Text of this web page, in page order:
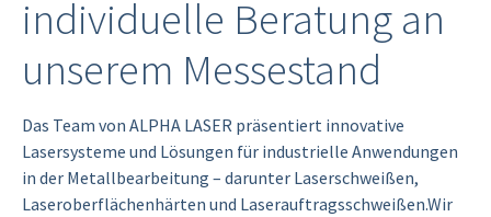
individuelle Beratung an
unserem Messestand
Das Team von ALPHA LASER präsentiert innovative
Lasersysteme und Lösungen für industrielle Anwendungen
in der Metallbearbeitung – darunter Laserschweißen,
Laseroberflächenhärten und Laserauftragsschweißen.Wir